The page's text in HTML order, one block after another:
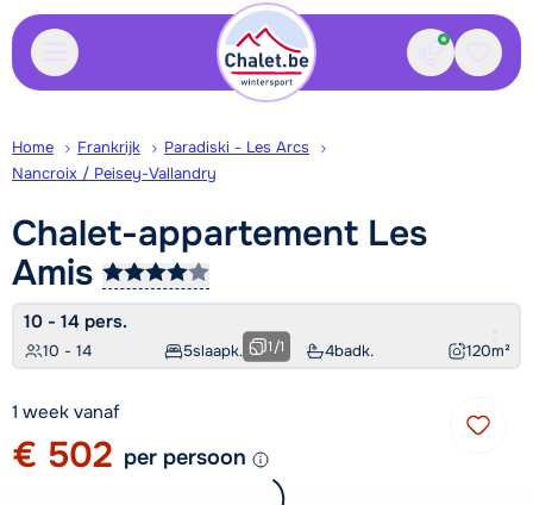
Contact
Home Frankrijk
Paradiski - Les Arcs
Nancroix / Peisey-Vallandry
Chalet-appartement Les
Amis
10 - 14 pers.
10 - 14 5slaapk. 4badk. 120m²
1/1
1 week vanaf
€ 502 per persoon